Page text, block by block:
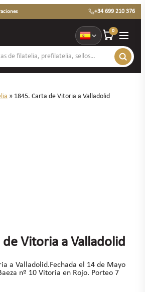
+34 699 210 376
0
» 1845. Carta de Vitoria a Valladolid
de Vitoria a Valladolid
a Valladolid.Fechada el 14 de Mayo
nº 10 Vitoria en Rojo. Porteo 7